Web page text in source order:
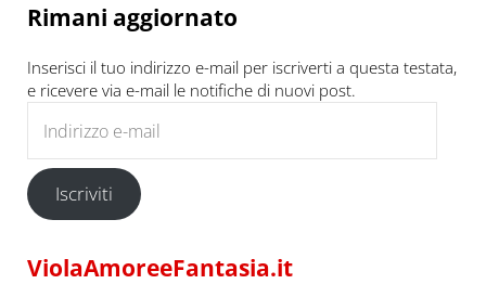
Rimani aggiornato
Inserisci il tuo indirizzo e-mail per iscriverti a questa testata,
e ricevere via e-mail le notifiche di nuovi post.
Iscriviti
ViolaAmoreeFantasia.it